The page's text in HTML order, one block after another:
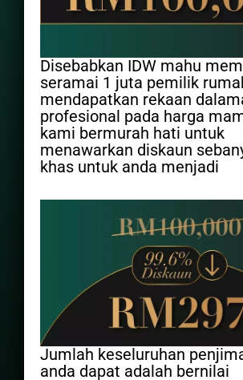
Disebabkan IDW mahu
seramai 1 juta pemilik
mendapatkan rekaan
profesional pada harga
kami bermurah hati untuk
menawarkan diskaun
khas untuk anda menjadi
Jumlah keseluruhan
anda dapat adalah bernilai